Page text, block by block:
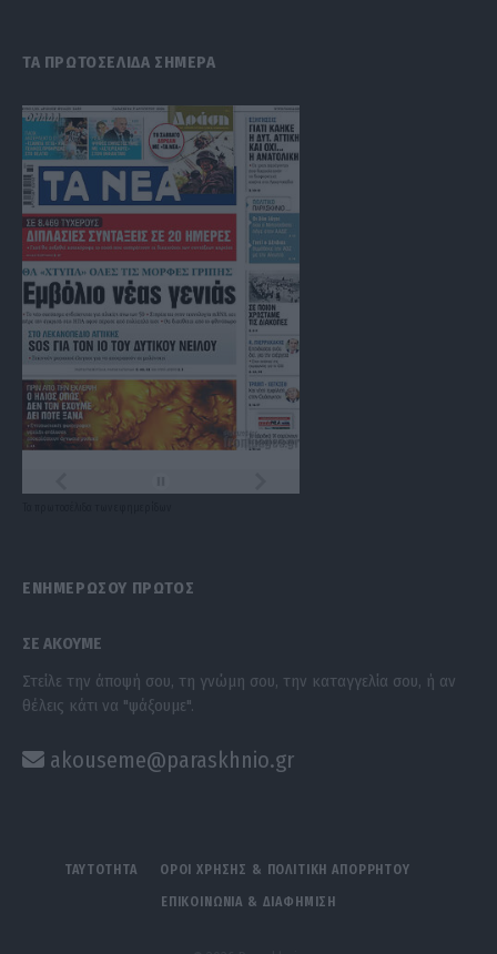
ΤΑ ΠΡΩΤΟΣΕΛΙΔΑ ΣΗΜΕΡΑ
ΕΝΗΜΕΡΩΣΟΥ ΠΡΩΤΟΣ
ΣΕ ΑΚΟΥΜΕ
Στείλε την άποψή σου, τη γνώμη σου, την καταγγελία σου, ή αν
θέλεις κάτι να "ψάξουμε".
akouseme@paraskhnio.gr
ΤΑΥΤΟΤΗΤΑ ΟΡΟΙ ΧΡΗΣΗΣ & ΠΟΛΙΤΙΚΗ ΑΠΟΡΡΗΤΟΥ
ΕΠΙΚΟΙΝΩΝΙΑ & ΔΙΑΦΗΜΙΣΗ